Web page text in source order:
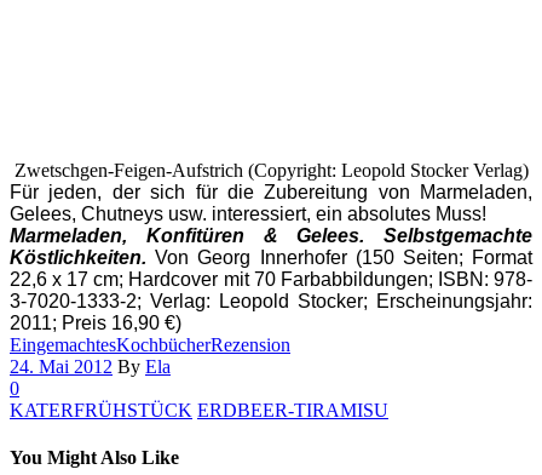
Zwetschgen-Feigen-Aufstrich (Copyright: Leopold Stocker Verlag)
Für jeden, der sich für die Zubereitung von Marmeladen,
Gelees, Chutneys usw. interessiert, ein absolutes Muss!
Marmeladen, Konfitüren & Gelees. Selbstgemachte
Köstlichkeiten. Von Georg Innerhofer (150 Seiten; Format
22,6 x 17 cm; Hardcover mit 70 Farbabbildungen; ISBN: 978-
3-7020-1333-2; Verlag: Leopold Stocker; Erscheinungsjahr:
2011; Preis 16,90 €)
EingemachtesKochbücherRezension
24. Mai 2012 By Ela
0
KATERFRÜHSTÜCK ERDBEER-TIRAMISU
You Might Also Like